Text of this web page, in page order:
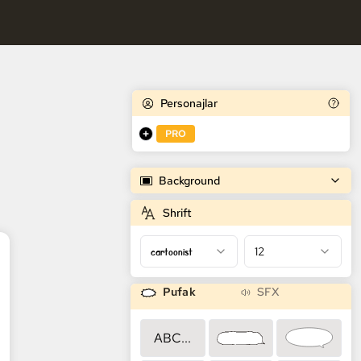
Personajlar
PRO
Background
Shrift
cartoonist 12
Pufak SFX
ABC...